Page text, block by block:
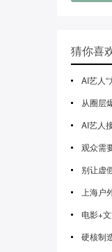
猜你喜
AI艺人
从圈层
AI艺人
观众需
别让虚
上海户
电影+
硬核制